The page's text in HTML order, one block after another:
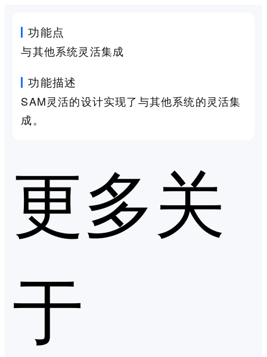
功能点
与其他系统灵活集成
功能描述
SAM灵活的设计实现了与其他系统的灵活集
成。
更多关
于